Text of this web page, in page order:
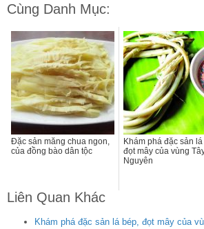
Cùng Danh Mục:
Đặc sản măng chua ngon,
của đồng bào dân tộc
Khám phá đặc sản
đọt mây của vùng
Nguyên
Liên Quan Khác
Khám phá đặc sản lá bép, đọt mây của